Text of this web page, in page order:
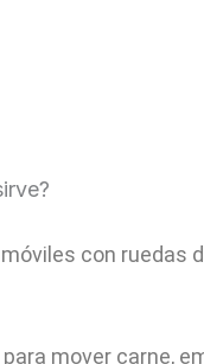
con ruedas
mover carne,